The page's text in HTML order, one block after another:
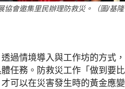
協會邀集里民辦理防救災。（圖/基隆
過情境導入與工作坊的方式
任務。防救災工作「做到要
可以在災害發生時的黃金應